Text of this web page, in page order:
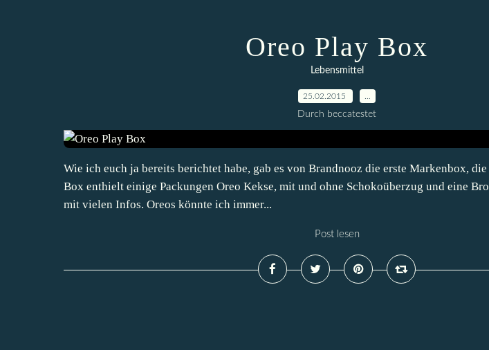
Oreo Play Box
Lebensmittel
25.02.2015
Durch beccatestet
Wie ich euch ja bereits berichtet habe, gab es von Brandnooz die erste Markenbox,
Box enthielt einige Packungen Oreo Kekse, mit und ohne Schokoüberzug und eine
mit vielen Infos. Oreos könnte ich immer...
Post lesen